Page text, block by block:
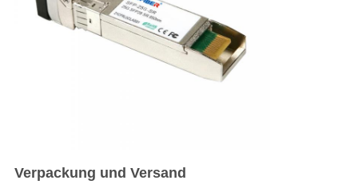
Verpackung und Versand